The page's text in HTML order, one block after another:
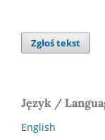
Zgłoś tekst
Język /
English